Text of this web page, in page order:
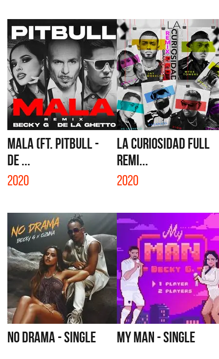
MALA (FT. PITBULL -
DE ...
2020
LA CURIOSIDAD FULL
REMI...
2020
NO DRAMA - SINGLE MY MAN - SINGLE